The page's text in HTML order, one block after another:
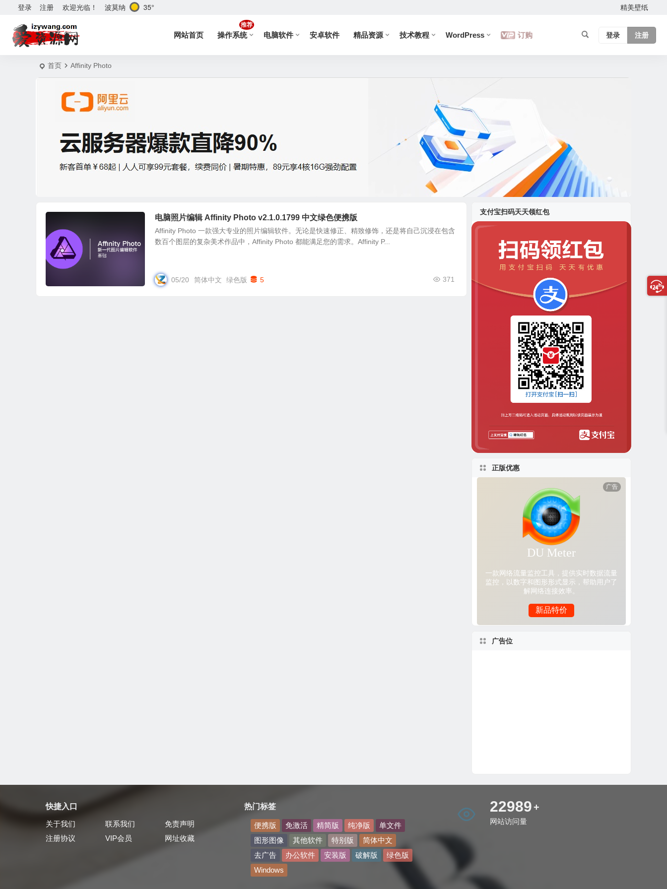
欢迎光临！
登录 注册 波莫纳 35° 精美壁纸
网站首页 操作系统
推荐
电脑软件 安卓软件 精品资源 技术教程 WordPress 订购 登录 注册
首页 Affinity Photo
电脑照片编辑 Affinity Photo v2.1.0.1799 中文绿色便携版
Affinity Photo 一款强大专业的照片编辑软件。无论是快速修正、精致修饰，还是将自己沉浸在包含
数百个图层的复杂美术作品中，Affinity Photo 都能满足您的需求。Affinity P...
05/20 371
简体中文 绿色版 5
支付宝扫码天天领红包
正版优惠
广告位
快捷入口
关于我们 联系我们
免责声明
注册协议
VIP会员 网址收藏
热门标签
便携版 免激活 精简版 纯净版
单文件
图形图像
其他软件 特别版
简体中文
去广告
办公软件 安装版 破解版
绿色版
Windows
27734 +
网站访问量